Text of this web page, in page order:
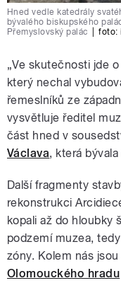
Hned vedle katedrály
bývalého biskupského
Přemyslovský palác
foto:
„Ve skutečnosti jde
který nechal
řemeslníků ze
vysvětluje ředitel
část hned v
Václava, která
Další fragmenty
rekonstrukci
kopali až do hloubky
podzemí muzea,
zóny. Kolem nás
Olomouckého hradu